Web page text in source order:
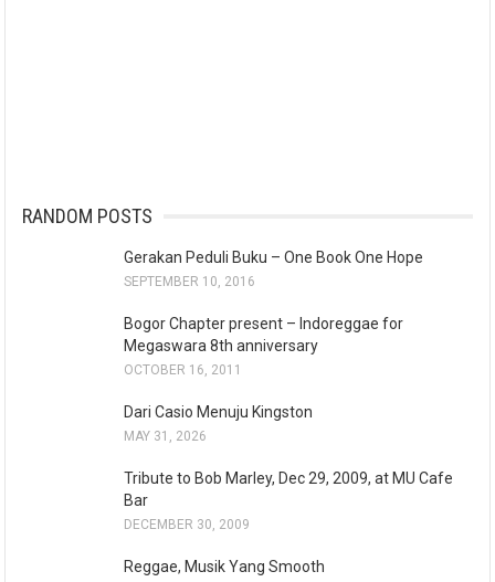
RANDOM POSTS
Gerakan Peduli Buku – One Book One Hope
SEPTEMBER 10, 2016
Bogor Chapter present – Indoreggae for
Megaswara 8th anniversary
OCTOBER 16, 2011
Dari Casio Menuju Kingston
MAY 31, 2026
Tribute to Bob Marley, Dec 29, 2009, at MU Cafe
Bar
DECEMBER 30, 2009
Reggae, Musik Yang Smooth